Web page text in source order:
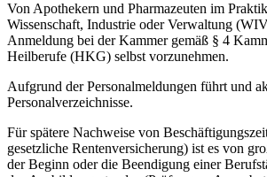
Von Apothekern und Pharmazeuten im
Wissenschaft, Industrie oder Verwaltung
Anmeldung bei der Kammer gemäß § 4
Heilberufe (HKG) selbst vorzunehmen.
Aufgrund der Personalmeldungen führt und
Personalverzeichnisse.
Für spätere Nachweise von
gesetzliche Rentenversicherung) ist es von
der Beginn oder die Beendigung einer